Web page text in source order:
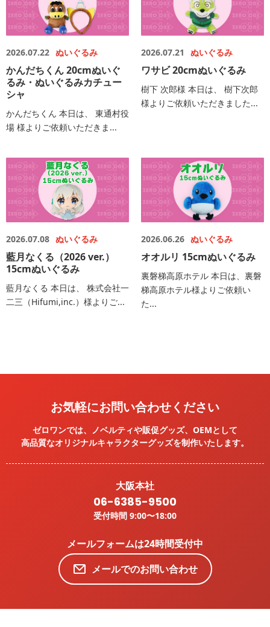
2026.07.22 ぬいぐるみ
かんだちくん 20cmぬいぐ
るみ・ぬいぐるみカチュー
シャ
かんだちくん 本日は、 東通村役
場 様よりご依頼いただきま...
2026.07.21 ぬいぐるみ
ワサビ 20cmぬいぐるみ
樹下 次郎様 本日は、 樹下次郎
様よりご依頼いただきました...
2026.07.08 ぬいぐるみ
藍月なくる（2026 ver.）
15cmぬいぐるみ
藍月なくる 本日は、 株式会社一
二三（Hifumi,inc.）様よりご...
2026.06.26 ぬいぐるみ
オオルリ 15cmぬいぐるみ
裏磐梯高原ホテル 本日は、裏磐
梯高原ホテル様よりご依頼い
た...
お気軽にお問い合わせください
ゼロワンでは、ノベルティや販促グッズ、OEMとして
高品質なオリジナルキャラクターグッズを制作いたします。
大阪本社
06-6385-9500
受付時間 9:00〜18:00
メールフォームは24時間受付中
メールでのお問い合わせ